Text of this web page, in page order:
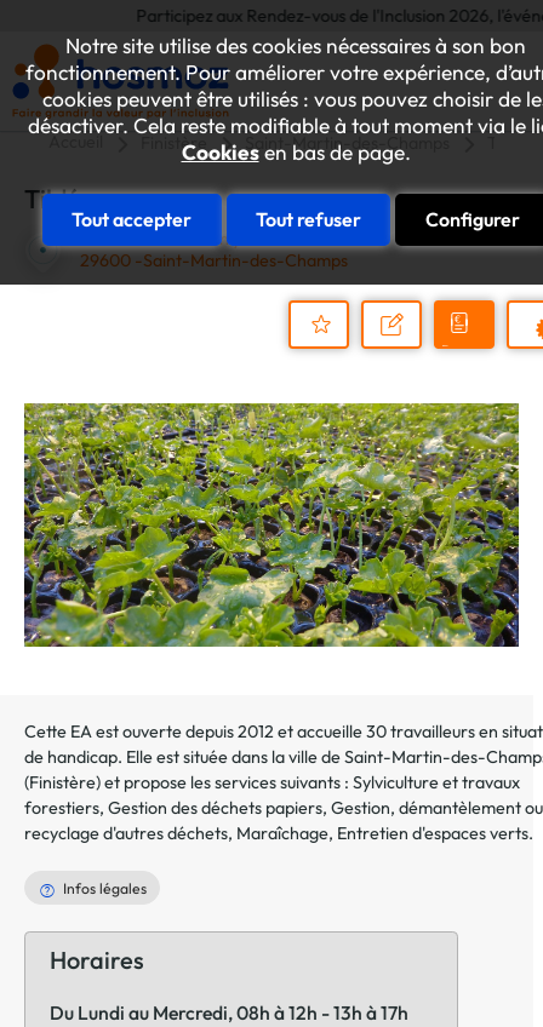
Notre site utilise des cookies nécessaires à son bon
fonctionnement. Pour améliorer votre expérience,
cookies peuvent être utilisés : vous pouvez choisir de
désactiver. Cela reste modifiable à tout moment via le
Cookiesen bas de page.
Tout accepter Tout refuser Configurer
Participez aux Rendez-vous de l'Inclusion 2026,
Accueil Finistère Saint-Martin-des-Champs
Tildé
11 rue Edouard branly
29600 -Saint-Martin-des-Champs
au
dossier
Nous
Demander
Cette EA est ouverte depuis 2012 et accueille 30 travailleurs en
de handicap. Elle est située dans la ville deSaint-Martin-des-
(Finistère) et propose les services suivants : Sylviculture et travaux
forestiers, Gestion des déchets papiers, Gestion, démantèlement ou
recyclage d'autres déchets, Maraîchage, Entretien d'espaces verts.
Infos légales
Horaires
Du Lundi au Mercredi, 08h à 12h - 13h à 17h